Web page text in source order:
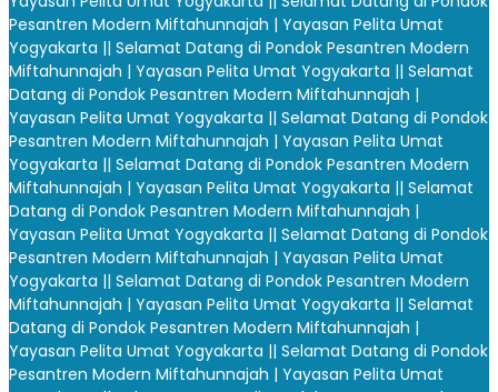
Pesantren Modern Miftahunnajah | Yayasan Pelita Umat
Yogyakarta || Selamat Datang di Pondok Pesantren Modern
Miftahunnajah | Yayasan Pelita Umat Yogyakarta || Selamat
Datang di Pondok Pesantren Modern Miftahunnajah |
Yayasan Pelita Umat Yogyakarta || Selamat Datang di Pondok
Pesantren Modern Miftahunnajah | Yayasan Pelita Umat
Yogyakarta || Selamat Datang di Pondok Pesantren Modern
Miftahunnajah | Yayasan Pelita Umat Yogyakarta || Selamat
Datang di Pondok Pesantren Modern Miftahunnajah |
Yayasan Pelita Umat Yogyakarta || Selamat Datang di Pondok
Pesantren Modern Miftahunnajah | Yayasan Pelita Umat
Yogyakarta || Selamat Datang di Pondok Pesantren Modern
Miftahunnajah | Yayasan Pelita Umat Yogyakarta || Selamat
Datang di Pondok Pesantren Modern Miftahunnajah |
Yayasan Pelita Umat Yogyakarta || Selamat Datang di Pondok
Pesantren Modern Miftahunnajah | Yayasan Pelita Umat